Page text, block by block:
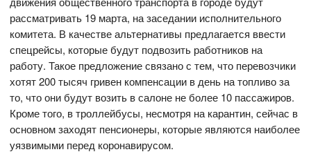
рассматривать 19 марта, на заседании исполнительного
комитета. В качестве альтернативы предлагается ввести
спецрейсы, которые будут подвозить работников на
работу. Такое предложение связано с тем, что перевозчики
хотят 200 тысяч гривен компенсации в день на топливо за
то, что они будут возить в салоне не более 10 пассажиров.
Кроме того, в троллейбусы, несмотря на карантин, сейчас в
основном заходят пенсионеры, которые являются наиболее
уязвимыми перед коронавирусом.